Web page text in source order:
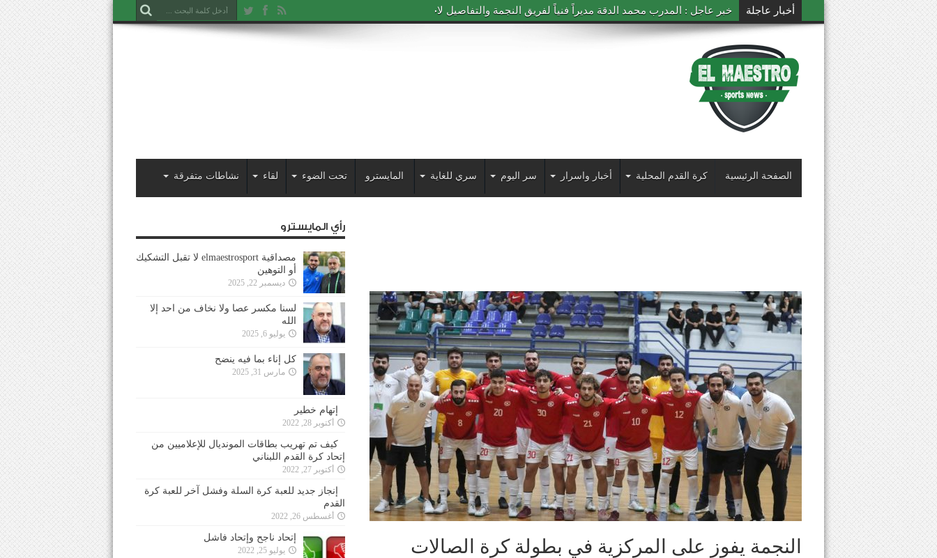
أخبار عاجلة خبر عاجل : المدرب محمد الدقة مديراً فنياً لفريق النجمة والتفاصيل لاحقاً
الصفحة الرئيسية كرة القدم المحلية أخبار واسرار سر اليوم سري للغاية المايسترو تحت الضوء لقاء نشاطات متفرقة
النجمة يفوز على المركزية في بطولة كرة الصالات
رأي المايسترو
مصداقية elmaestrosport لا تقبل التشكيك
أو التوهين
ديسمبر 22, 2025
لسنا مكسر عصا ولا نخاف من احد إلا
الله
يوليو 6, 2025
كل إناء بما فيه ينضح
مارس 31, 2025
إتهام خطير
أكتوبر 28, 2022
كيف تم تهريب بطاقات المونديال للإعلاميين من
إتحاد كرة القدم اللبناني
أكتوبر 27, 2022
إنجاز جديد للعبة كرة السلة وفشل آخر للعبة كرة
القدم
أغسطس 26, 2022
إتحاد ناجح وإتحاد فاشل
يوليو 25, 2022